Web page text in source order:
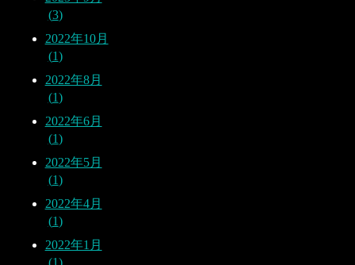
3
2022年10月
1
2022年8月
1
2022年6月
1
2022年5月
1
2022年4月
1
2022年1月
1